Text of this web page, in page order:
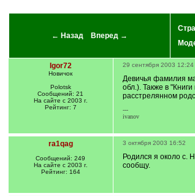
← Назад Вперед →
Igor72
Новичок
Polotsk
Сообщений: 21
На сайте с 2003 г.
Рейтинг: 7
29 сентября 2003 12:24
Девичья фамилия
обл.). Также в
расстрелянном
---
ivanov
ra1qag
Сообщений: 249
На сайте с 2003 г.
Рейтинг: 164
3 октября 2003 16:52
Родился я около с.
сообщу.